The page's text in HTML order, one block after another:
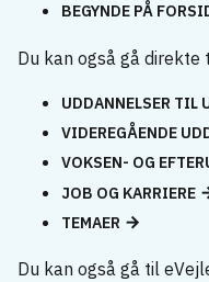
BEGYNDE PÅ
Du kan også gå direkte
UDDANNELSER TIL
VIDEREGÅENDE
VOKSEN- OG
JOB OG KARRIERE
TEMAER
Du kan også gå til